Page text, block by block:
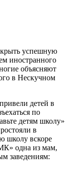
успешную
иностранного
объясняют
в Нескучном
детей в
по
детям школу»
в
школу вскоре
одна из мам,
заведениям: